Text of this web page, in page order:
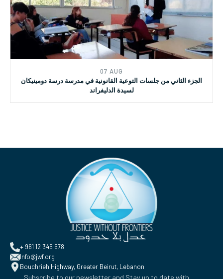
07 AUG
سلسلة جلسات التوعية القانونية لتلامذة المدارس - مدرسة دومينيكان
لسيدة الدليفراند
07 AUG
الجزء الثاني من جلسات التوعية القانونية في مدرسة درسة دومينيكان
لسيدة الدليفراند